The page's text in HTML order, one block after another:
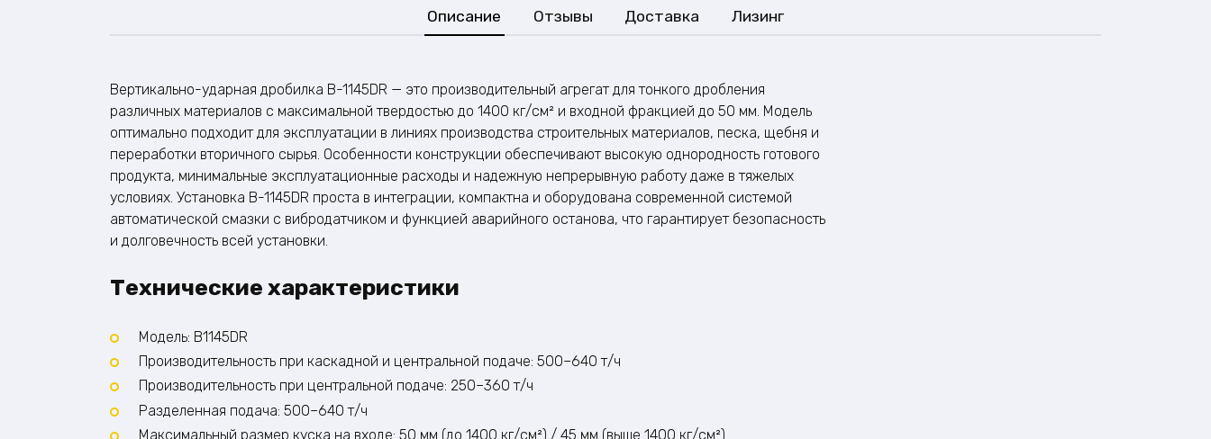
Описание Отзывы Доставка Лизинг
Вертикально-ударная дробилка B-1145DR — это производительный агрегат для тонкого дробления
различных материалов с максимальной твердостью до 1400 кг/см² и входной фракцией до 50 мм. Модель
оптимально подходит для эксплуатации в линиях производства строительных материалов, песка, щебня и
переработки вторичного сырья. Особенности конструкции обеспечивают высокую однородность готового
продукта, минимальные эксплуатационные расходы и надежную непрерывную работу даже в тяжелых
условиях. Установка B-1145DR проста в интеграции, компактна и оборудована современной системой
автоматической смазки с вибродатчиком и функцией аварийного останова, что гарантирует безопасность
и долговечность всей установки.
Технические характеристики
Модель: B1145DR
Производительность при каскадной и центральной подаче: 500–640 т/ч
Производительность при центральной подаче: 250–360 т/ч
Разделенная подача: 500–640 т/ч
Максимальный размер куска на входе: 50 мм (до 1400 кг/см²) / 45 мм (выше 1400 кг/см²)